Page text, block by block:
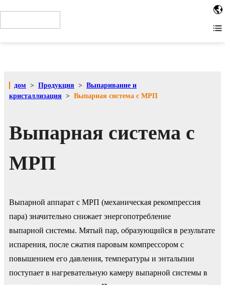
When installing the tag in the site HTML code, place the code
within the or tags. Other installation methods
дом > Продукция > Выпаривание и
кристаллизация > Выпарная система с МРП
Выпарная система с
МРП
Выпарной аппарат с МРП (механическая рекомпрессия
пара) значительно снижает энергопотребление
выпарной системы. Мятый пар, образующийся в результате
испарения, после сжатия паровым компрессором с
повышением его давления, температуры и энтальпии
поступает в нагревательную камеру выпарной системы в